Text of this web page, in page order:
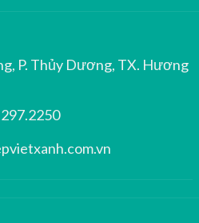
P. Thủy Dương, TX. Hương